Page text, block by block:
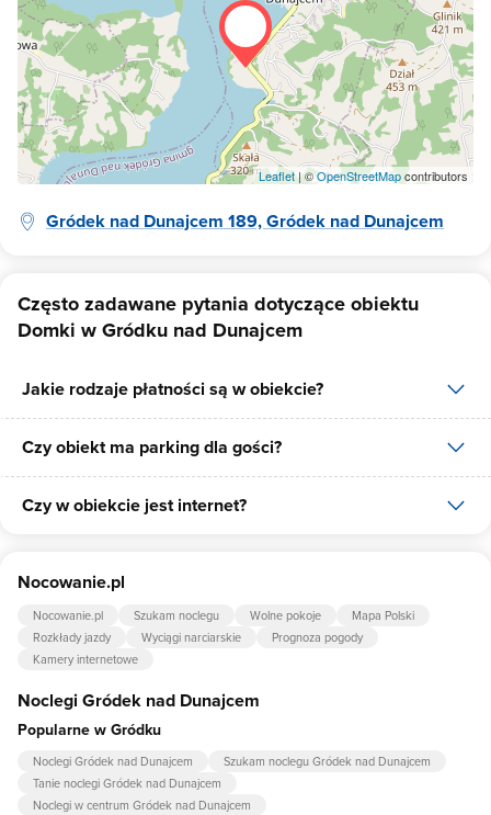
Leaflet| ©OpenStreetMapcontributors
Gródek nad Dunajcem 189, Gródek nad Dunajcem
Często zadawane pytania dotyczące obiektu
Domki w Gródku nad Dunajcem
Jakie rodzaje płatności są w obiekcie?
W obiekcie dostępne są następujące formy płatności: gotówka,
płatność przelewem.
Czy obiekt ma parking dla gości?
Tak, Domki w Gródku nad Dunajcem posiada bezpłatny parking
Czy w obiekcie jest internet?
internet.
Nocowanie.pl
Nocowanie.pl Szukam noclegu Wolne pokoje
Mapa Polski
Rozkłady jazdy
Wyciągi narciarskie
Prognoza pogody
Kamery internetowe
Noclegi Gródek nad Dunajcem
Popularne w Gródku
Noclegi Gródek nad Dunajcem
Szukam noclegu Gródek nad Dunajcem
Tanie noclegi Gródek nad Dunajcem
Noclegi w centrum Gródek nad Dunajcem